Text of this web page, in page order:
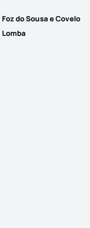
Foz do Sousa e Covelo
Lomba